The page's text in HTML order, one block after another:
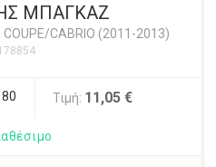
ΜΠΑΓΚΑΖ
CABRIO (2011-2013)
Τιμή: 11,05 €